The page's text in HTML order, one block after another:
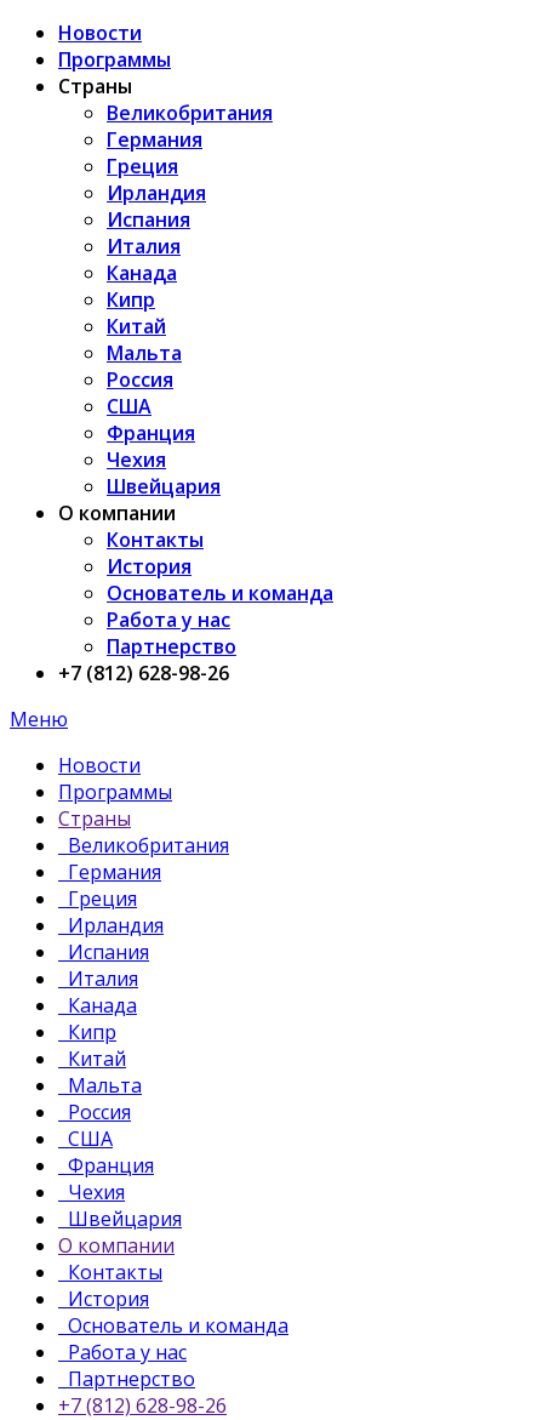
Новости
Программы
Страны
Великобритания
Германия
Греция
Ирландия
Испания
Италия
Канада
Кипр
Китай
Мальта
Россия
США
Франция
Чехия
Швейцария
О компании
Контакты
История
Основатель и команда
Работа у нас
Партнерство
+7 (812) 628-98-26
Меню
Новости
Программы
Страны
Великобритания
Германия
Греция
Ирландия
Испания
Италия
Канада
Кипр
Китай
Мальта
Россия
США
Франция
Чехия
Швейцария
О компании
Контакты
История
Основатель и команда
Работа у нас
Партнерство
+7 (812) 628-98-26